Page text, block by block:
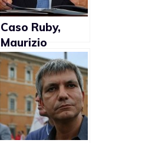
Caso Ruby,
Maurizio
Gasparri:
“Meglio il bunga
bunga che le
predilezioni gay
di Vendola”